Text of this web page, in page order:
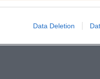
Data Deletion
Begegnungen,
auch